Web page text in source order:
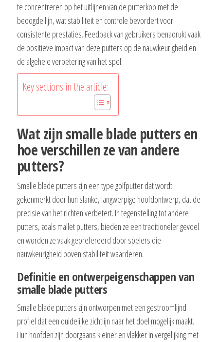
te concentreren op het uitlijnen van de putterkop met de
beoogde lijn, wat stabiliteit en controle bevordert voor
consistente prestaties. Feedback van gebruikers benadrukt vaak
de positieve impact van deze putters op de nauwkeurigheid en
de algehele verbetering van het spel.
Key sections in the article:
Wat zijn smalle blade putters en
hoe verschillen ze van andere
putters?
Smalle blade putters zijn een type golfputter dat wordt
gekenmerkt door hun slanke, langwerpige hoofdontwerp, dat de
precisie van het richten verbetert. In tegenstelling tot andere
putters, zoals mallet putters, bieden ze een traditioneler gevoel
en worden ze vaak geprefereerd door spelers die
nauwkeurigheid boven stabiliteit waarderen.
Definitie en ontwerpeigenschappen van
smalle blade putters
Smalle blade putters zijn ontworpen met een gestroomlijnd
profiel dat een duidelijke zichtlijn naar het doel mogelijk maakt.
Hun hoofden zijn doorgaans kleiner en vlakker in vergelijking met